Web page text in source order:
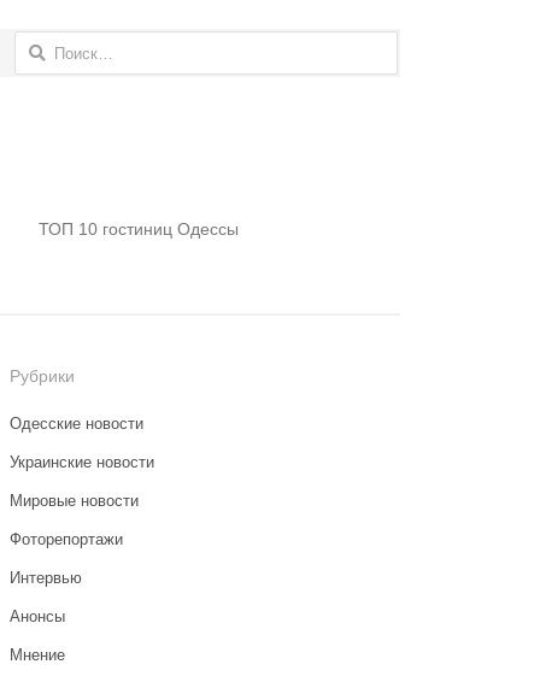
Найти:
ТОП 10 гостиниц Одессы
Рубрики
Одесские новости
Украинские новости
Мировые новости
Фоторепортажи
Интервью
Анонсы
Мнение